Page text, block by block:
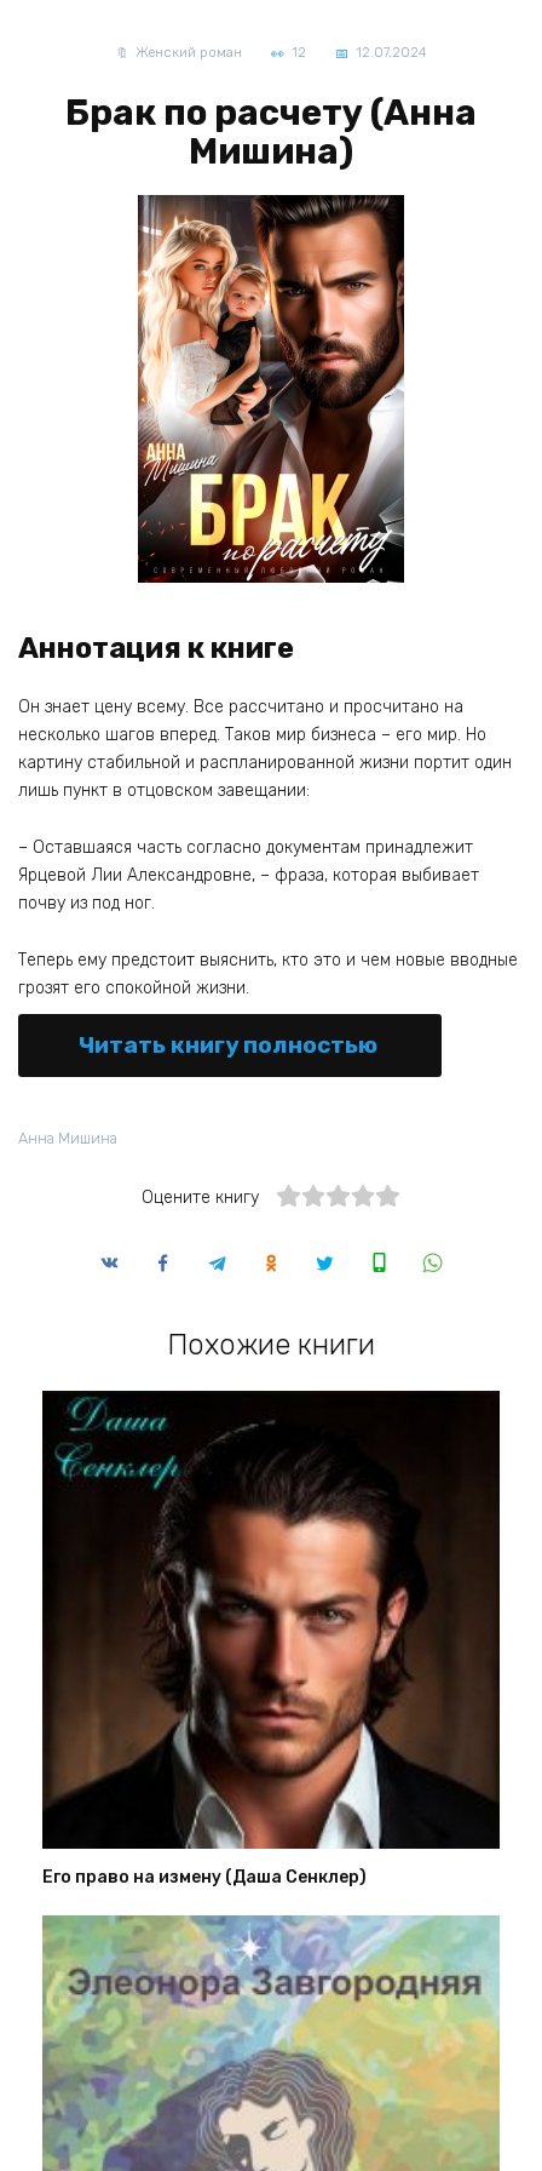
Женский роман 12 12.07.2024
Брак по расчету (Анна
Мишина)
Аннотация к книге
Он знает цену всему. Все рассчитано и просчитано на
несколько шагов вперед. Таков мир бизнеса – его мир. Но
картину стабильной и распланированной жизни портит один
лишь пункт в отцовском завещании:
– Оставшаяся часть согласно документам принадлежит
Ярцевой Лии Александровне, – фраза, которая выбивает
почву из под ног.
Теперь ему предстоит выяснить, кто это и чем новые вводные
грозят его спокойной жизни.
Читать книгу полностью
Анна Мишина
Оцените книгу
Похожие книги
Его право на измену (Даша Сенклер)